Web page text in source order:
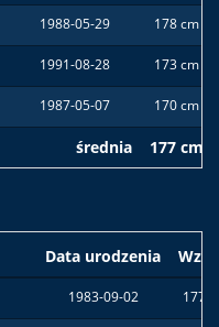
1988-05-29 178 cm
1991-08-28 173 cm
1987-05-07 170 cm
średnia 177 cm
Data urodzenia
1983-09-02 177